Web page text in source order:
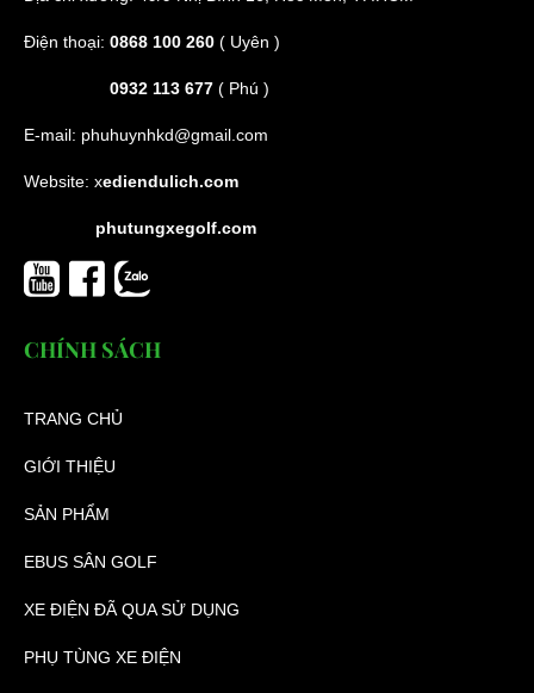
Điện thoại: 0868 100 260 ( Uyên )
0932 113 677 ( Phú )
E-mail: phuhuynhkd@gmail.com
Website: xediendulich.com
phutungxegolf.com
CHÍNH SÁCH
TRANG CHỦ
GIỚI THIỆU
SẢN PHẨM
EBUS SÂN GOLF
XE ĐIỆN ĐÃ QUA SỬ DỤNG
PHỤ TÙNG XE ĐIỆN